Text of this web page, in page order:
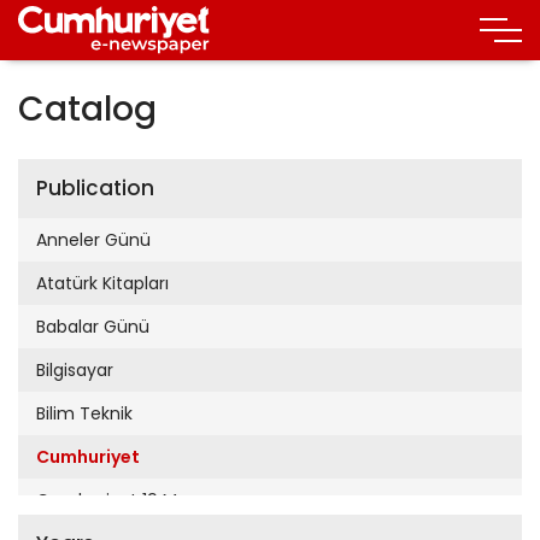
Catalog
Publication
Anneler Günü
Atatürk Kitapları
Babalar Günü
Bilgisayar
Bilim Teknik
Cumhuriyet
Cumhuriyet 19 Mayıs